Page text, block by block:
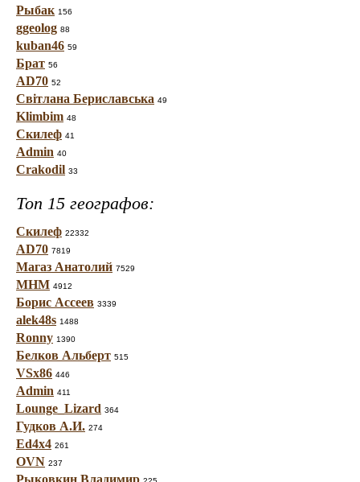
Рыбак 156
ggeolog 88
kuban46 59
Брат 56
AD70 52
Світлана Бериславська 49
Klimbim 48
Скилеф 41
Admin 40
Crakodil 33
Топ 15 географов:
Скилеф 22332
AD70 7819
Магаз Анатолий 7529
МНМ 4912
Борис Ассеев 3339
alek48s 1488
Ronny 1390
Белков Альберт 515
VSx86 446
Admin 411
Lounge_Lizard 364
Гудков А.И. 274
Ed4x4 261
OVN 237
Рыковкин Владимир